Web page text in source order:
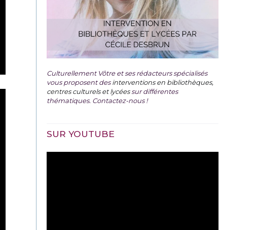
Culturellement Vôtre et ses rédacteurs spécialisés
vous proposent desinterventions en bibliothèques,
centres culturels et lycéessur différentes
thématiques. Contactez-nous !
SUR YOUTUBE